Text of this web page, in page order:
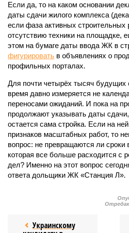
Если да, то на каком основании
даты сдачи жилого комплекса
если фаза активных строительных
отсутствию техники на площадке,
этом на бумаге даты ввода ЖК в
фигурировать в объявлениях о
профильных порталах.
Для почти четырёх тысяч будущих
время давно измеряется не
переносами ожиданий. И пока на
продолжают указывать даты
остается сама стройка. Если на
признаков масштабных работ, то
вопрос: не превращаются ли сроки
которая все больше расходится с
дел? Именно на этот вопрос
ответа дольщики ЖК «Станция Л».
Украинскому